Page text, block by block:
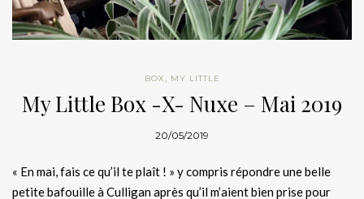
BOX MY LITTLE
My Little Box -X- Nuxe – Mai 2019
20/05/2019
« En mai, fais ce qu’il te plaît ! » y compris répondre une belle
petite bafouille à Culligan après qu’il m’aient bien prise pour